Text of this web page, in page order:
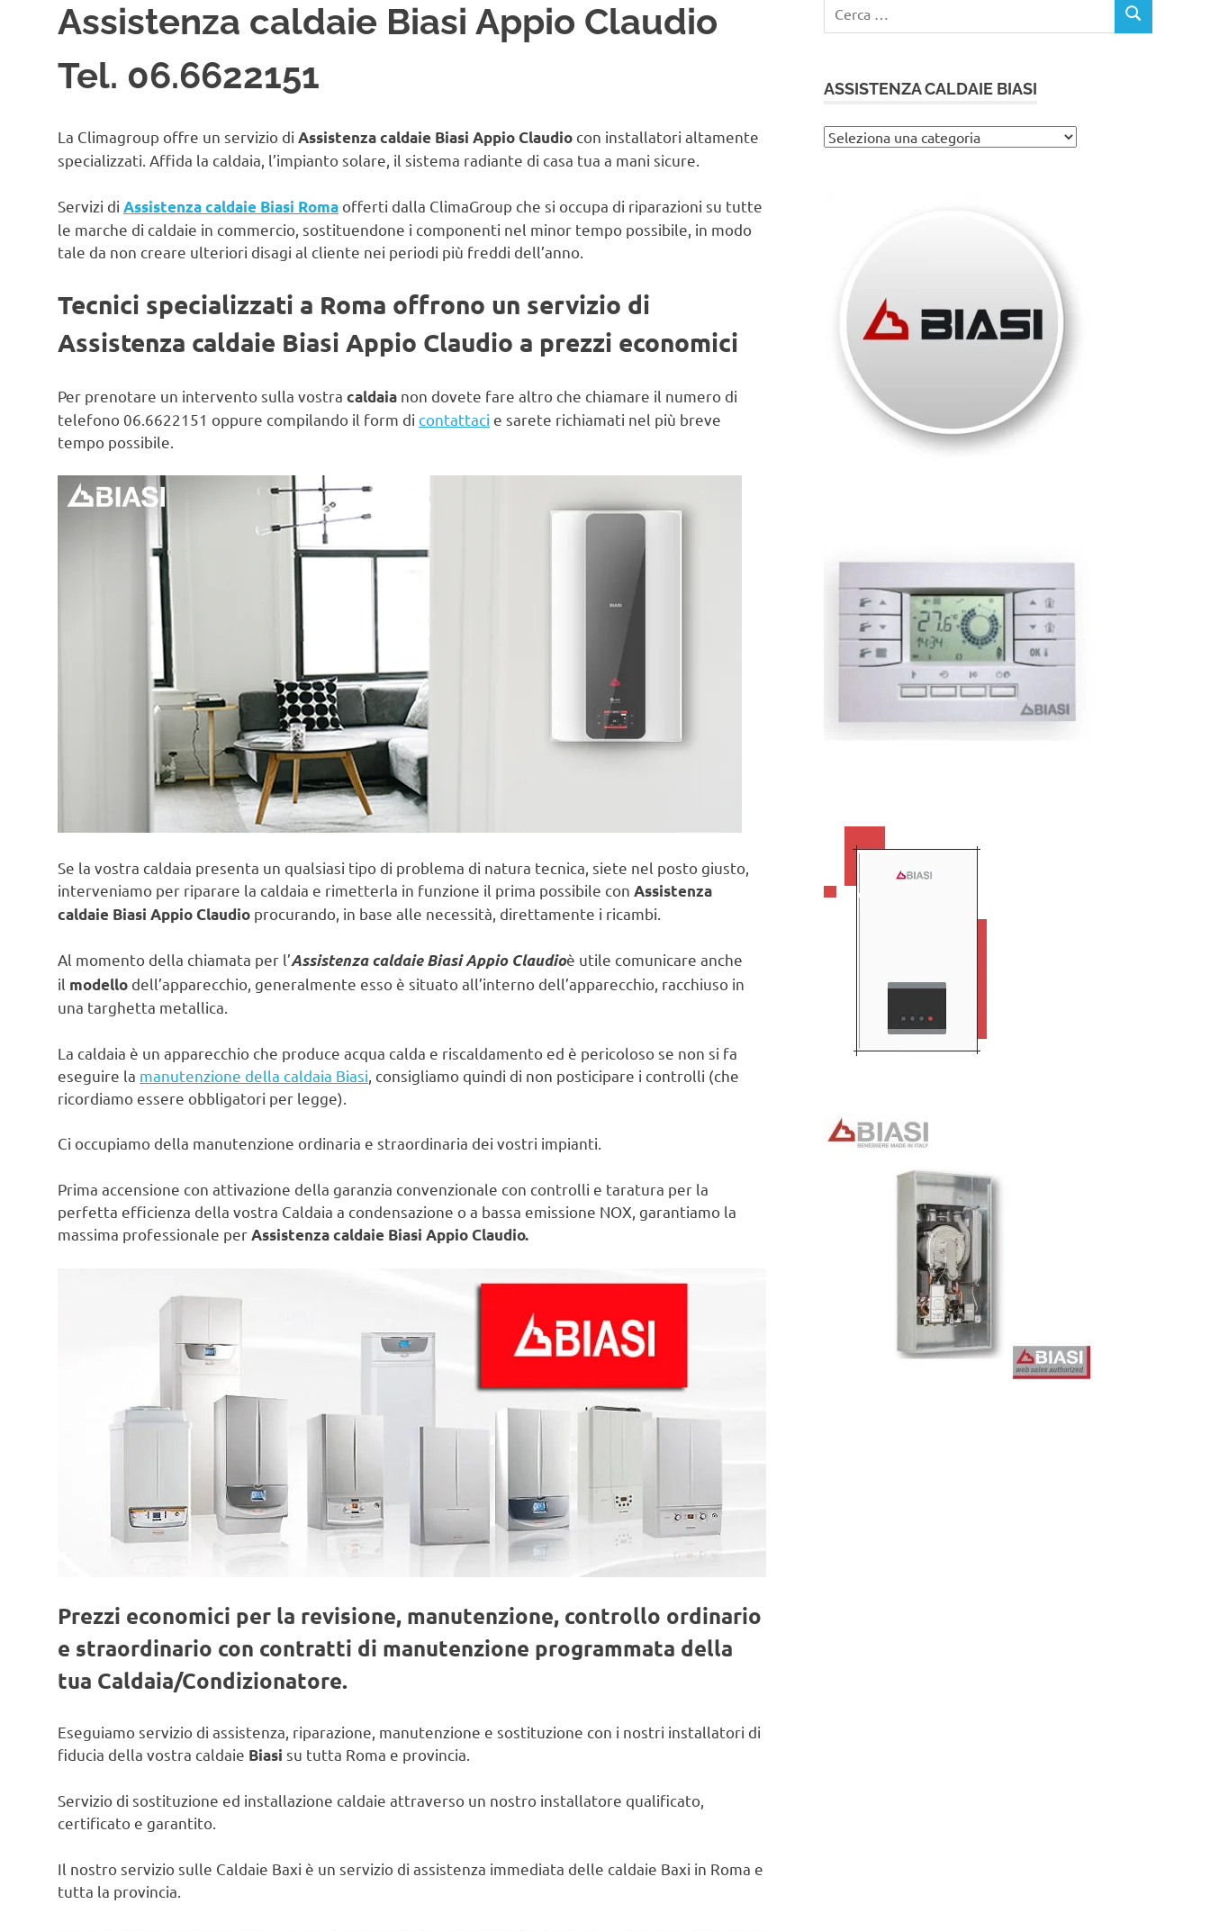
Assistenza caldaie Biasi Appio Claudio
Tel. 06.6622151
La Climagroup offre un servizio di Assistenza caldaie Biasi Appio Claudio con installatori altamente
specializzati. Affida la caldaia, l’impianto solare, il sistema radiante di casa tua a mani sicure.
Servizi di Assistenza caldaie Biasi Roma offerti dalla ClimaGroup che si occupa di riparazioni su tutte
le marche di caldaie in commercio, sostituendone i componenti nel minor tempo possibile, in modo
tale da non creare ulteriori disagi al cliente nei periodi più freddi dell’anno.
Tecnici specializzati a Roma offrono un servizio di
Assistenza caldaie Biasi Appio Claudio a prezzi economici
Per prenotare un intervento sulla vostra caldaia non dovete fare altro che chiamare il numero di
telefono 06.6622151 oppure compilando il form di contattaci e sarete richiamati nel più breve
tempo possibile.
Se la vostra caldaia presenta un qualsiasi tipo di problema di natura tecnica, siete nel posto giusto,
interveniamo per riparare la caldaia e rimetterla in funzione il prima possibile con Assistenza
caldaie Biasi Appio Claudio procurando, in base alle necessità, direttamente i ricambi.
Al momento della chiamata per l’Assistenza caldaie Biasi Appio Claudioè utile comunicare anche
il modello dell’apparecchio, generalmente esso è situato all’interno dell’apparecchio, racchiuso in
una targhetta metallica.
La caldaia è un apparecchio che produce acqua calda e riscaldamento ed è pericoloso se non si fa
eseguire la manutenzione della caldaia Biasi , consigliamo quindi di non posticipare i controlli (che
ricordiamo essere obbligatori per legge).
Ci occupiamo della manutenzione ordinaria e straordinaria dei vostri impianti.
Prima accensione con attivazione della garanzia convenzionale con controlli e taratura per la
perfetta efficienza della vostra Caldaia a condensazione o a bassa emissione NOX, garantiamo la
massima professionale perAssistenza caldaie Biasi Appio Claudio.
Prezzi economici per la revisione, manutenzione, controllo ordinario
e straordinario con contratti di manutenzione programmata della
tua Caldaia/Condizionatore.
Eseguiamo servizio di assistenza, riparazione, manutenzione e sostituzione con i nostri installatori di
fiducia della vostra caldaie Biasi su tutta Roma e provincia.
Servizio di sostituzione ed installazione caldaie attraverso un nostro installatore qualificato,
certificato e garantito.
Il nostro servizio sulle Caldaie Baxi è un servizio di assistenza immediata delle caldaie Baxi in Roma e
tutta la provincia.
per:
CERCA
ASSISTENZA CALDAIE BIASI
Assistenza